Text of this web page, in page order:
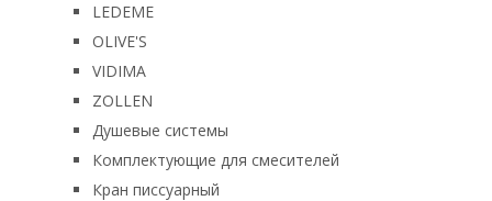
LEDEME
OLIVE'S
VIDIMA
ZOLLEN
Душевые системы
Комплектующие для смесителей
Кран писсуарный